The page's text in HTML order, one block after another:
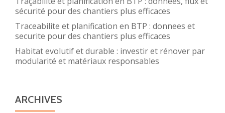
sécurité pour des chantiers plus efficaces
Traceabilite et planification en BTP : donnees et
securite pour des chantiers plus efficaces
Habitat evolutif et durable : investir et rénover par
modularité et matériaux responsables
ARCHIVES